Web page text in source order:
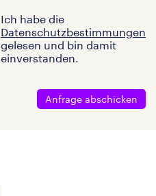
Ich habe die
Datenschutzbestimmungen
gelesen und bin damit
einverstanden.
Anfrage abschicken